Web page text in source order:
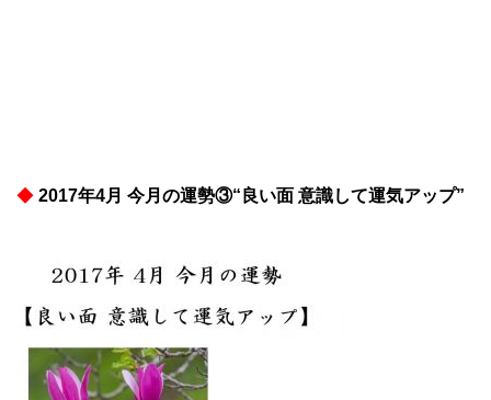
◆ 2017年4月 今月の運勢③“良い面 意識して運気アップ”